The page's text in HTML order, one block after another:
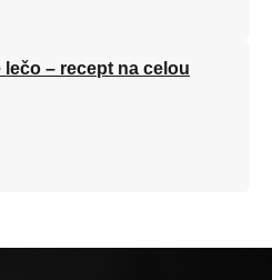
– recept na celou